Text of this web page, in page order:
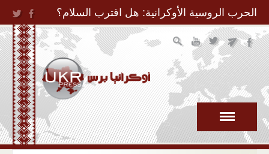
Jump to Navigation
الحرب الروسية الأوكرانية: هل اقترب السلام؟